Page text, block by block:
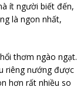
ít người biết đến,
là ngon nhất,
thơm ngào ngạt.
riêng nướng được
hơn rất nhiều so